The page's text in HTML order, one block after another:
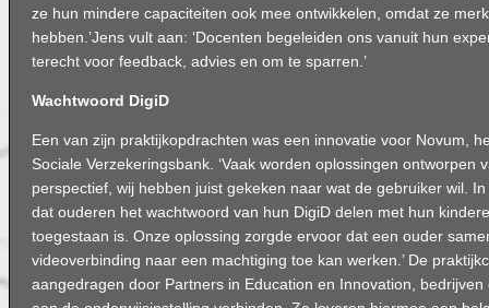
ze hun mindere capaciteiten ook mee ontwikkelen, omdat ze
hebben.’Jens vult aan: ‘Docenten begeleiden ons vanuit hun
terecht voor feedback, advies en om te sparren.’
Wachtwoord DigiD
Een van zijn praktijkopdrachten was een innovatie voor Novum,
Sociale Verzekeringsbank. ‘Vaak worden oplossingen ontworpen
perspectief, wij hebben juist gekeken naar wat de gebruiker wil.
dat ouderen het wachtwoord van hun DigiD delen met hun
toegestaan is. Onze oplossing zorgde ervoor dat een ouder
videoverbinding naar een machtiging toe kan werken.’ De
aangedragen door Partners in Education en Innovation,